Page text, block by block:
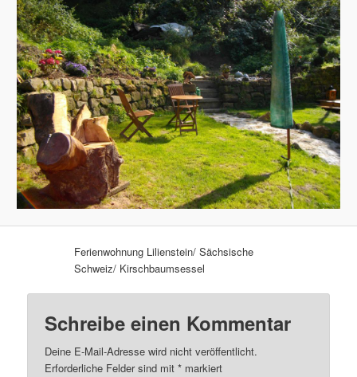
Ferienwohnung Lilienstein/ Sächsische
Schweiz/ Kirschbaumsessel
Schreibe einen Kommentar
Deine E-Mail-Adresse wird nicht veröffentlicht.
Erforderliche Felder sind mit* markiert